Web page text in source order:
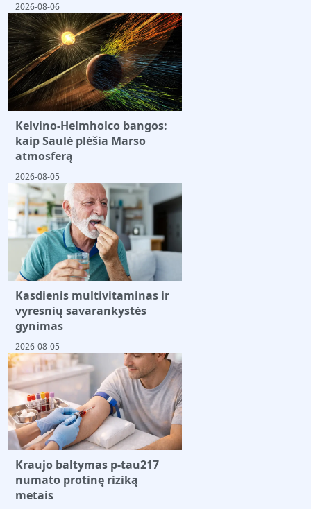
2026-08-06
Kelvino-Helmholco bangos:
kaip Saulė plėšia Marso
atmosferą
2026-08-05
Kasdienis multivitaminas ir
vyresnių savarankystės
gynimas
2026-08-05
Kraujo baltymas p-tau217
numato protinę riziką
metais